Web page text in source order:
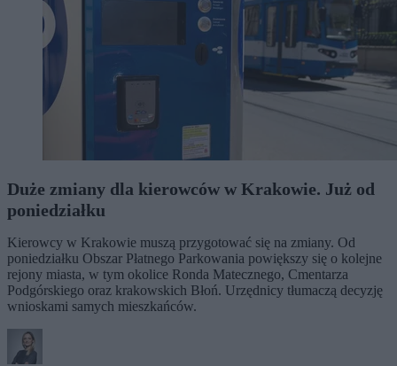
Duże zmiany dla kierowców w Krakowie. Już od
poniedziałku
Kierowcy w Krakowie muszą przygotować się na zmiany. Od
poniedziałku Obszar Płatnego Parkowania powiększy się o kolejne
rejony miasta, w tym okolice Ronda Matecznego, Cmentarza
Podgórskiego oraz krakowskich Błoń. Urzędnicy tłumaczą decyzję
wnioskami samych mieszkańców.